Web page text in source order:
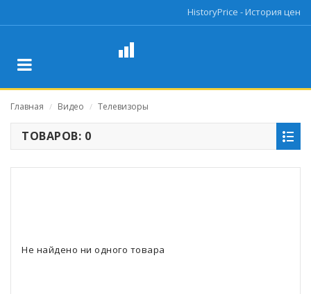
HistoryPrice - История цен
Главная / Видео / Телевизоры
ТОВАРОВ: 0
Не найдено ни одного товара